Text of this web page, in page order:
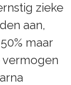
zieke
aan,
maar
vermogen